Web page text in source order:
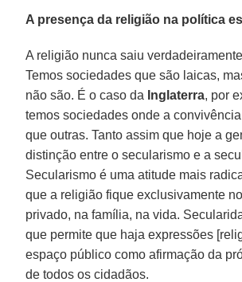
A presença da religião na política
A religião nunca saiu
Temos sociedades que são laicas,
não são. É o caso da Inglaterra, por
temos sociedades onde a
que outras. Tanto assim que hoje a
distinção entre o secularismo e a
Secularismo é uma atitude mais
que a religião fique exclusivamente
privado, na família, na vida.
que permite que haja expressões
espaço público como afirmação da
de todos os cidadãos.